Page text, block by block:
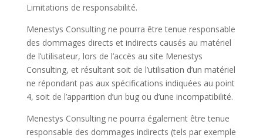
Limitations de responsabilité.
Menestys Consulting ne pourra être tenue responsable
des dommages directs et indirects causés au matériel
de l’utilisateur, lors de l’accès au site Menestys
Consulting, et résultant soit de l’utilisation d’un matériel
ne répondant pas aux spécifications indiquées au point
4, soit de l’apparition d’un bug ou d’une incompatibilité.
Menestys Consulting ne pourra également être tenue
responsable des dommages indirects (tels par exemple